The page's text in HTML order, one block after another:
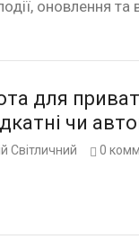
оновлення та
для
чи
Світличний 0